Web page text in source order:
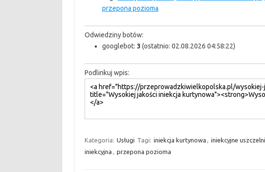
przepona pozioma
Odwiedziny botów:
googlebot: 3 (ostatnio: 02.08.2026 04:58:22)
Podlinkuj wpis:
Kategoria: Usługi Tagi: iniekcja kurtynowa , iniekcyjne
iniekcyjna , przepona pozioma